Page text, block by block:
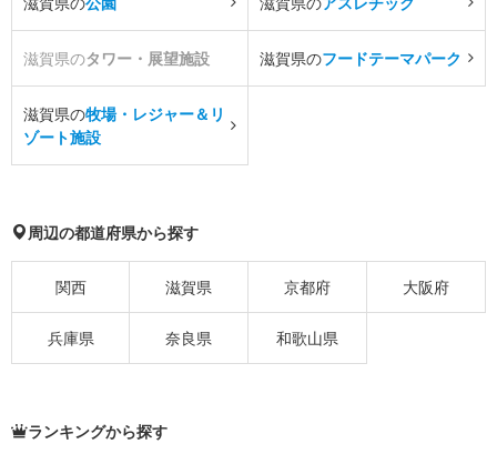
滋賀県のタワー・展望施設 滋賀県のフードテーマパーク
滋賀県の牧場・レジャー＆リ
ゾート施設
周辺の都道府県から探す
関西 滋賀県 京都府 大阪府
兵庫県 奈良県 和歌山県
ランキングから探す